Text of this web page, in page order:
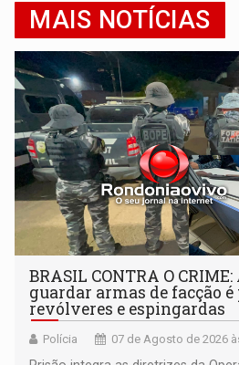
MAIS NOTÍCIAS
BRASIL CONTRA O
guardar armas de facção é
revólveres e espingardas
Polícia 07 de Agosto de 2026